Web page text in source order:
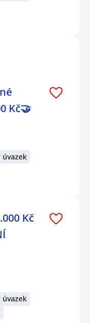
Kč🤝
úvazek
Kč
úvazek